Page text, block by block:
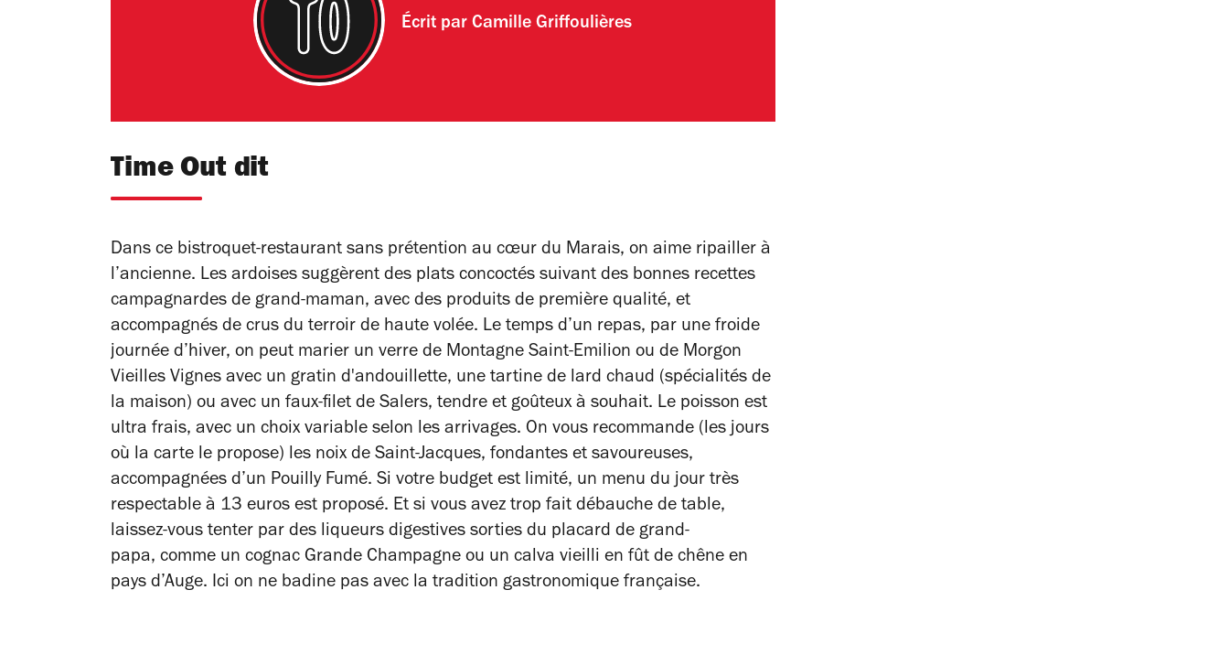
Écrit parCamille Griffoulières
Time Out dit
Dans ce bistroquet-restaurant sans prétention au cœur du Marais, on aime ripailler à
l’ancienne. Les ardoises suggèrent des plats concoctés suivant des bonnes recettes
campagnardes de grand-maman, avec des produits de première qualité, et
accompagnés de crus du terroir de haute volée. Le temps d’un repas, par une froide
journée d’hiver, on peut marier un verre de Montagne Saint-Emilion ou de Morgon
Vieilles Vignes avec un gratin d'andouillette, une tartine de lard chaud (spécialités de
la maison) ou avec un faux-filet de Salers, tendre et goûteux à souhait. Le poisson est
ultra frais, avec un choix variable selon les arrivages. On vous recommande (les jours
où la carte le propose) les noix de Saint-Jacques, fondantes et savoureuses,
accompagnées d’un Pouilly Fumé. Si votre budget est limité, un menu du jour très
respectable à 13 euros est proposé. Et si vous avez trop fait débauche de table,
laissez-vous tenter par des liqueurs digestives sorties du placard de grand-
papa, comme un cognac Grande Champagne ou un calva vieilli en fût de chêne en
pays d’Auge. Ici on ne badine pas avec la tradition gastronomique française.